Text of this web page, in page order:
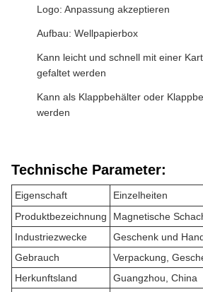
Logo: Anpassung akzeptieren
Aufbau: Wellpapierbox
Kann leicht und schnell mit einer
gefaltet werden
Kann als Klappbehälter oder
werden
Technische Parameter:
Eigenschaft
Einzelheiten
Produktbezeichnung
Magnetische
Industriezwecke
Geschenk und
Gebrauch
Verpackung,
Herkunftsland
Guangzhou, China